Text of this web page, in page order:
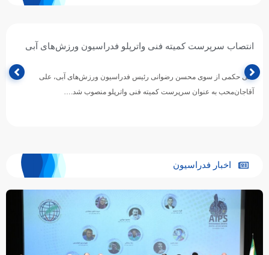
انتصاب سرپرست کمیته فنی واترپلو فدراسیون ورزش‌های آبی
طی حکمی از سوی محسن رضوانی رئیس فدراسیون ورزش‌های آبی، علی
آقاجان‌محب به عنوان سرپرست کمیته فنی واترپلو منصوب شد.…
اخبار فدراسیون